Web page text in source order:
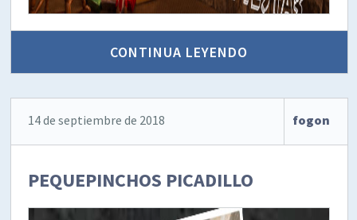
CONTINUA LEYENDO
14 de septiembre de 2018 fogon
PEQUEPINCHOS PICADILLO